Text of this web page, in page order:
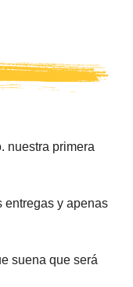
nuestra primera
entregas y apenas
suena que será